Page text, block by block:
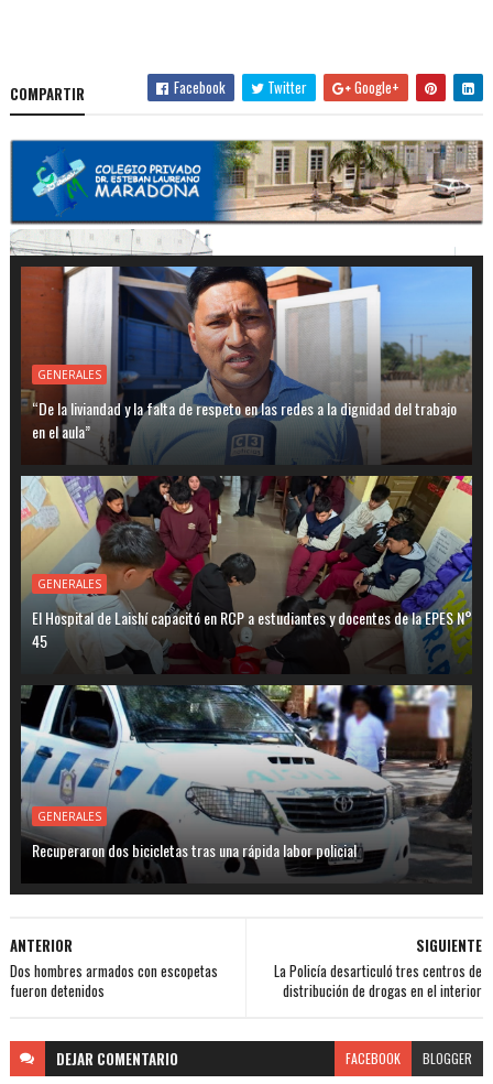
COMPARTIR Facebook Twitter Google+
GENERALES
“De la liviandad y la falta de respeto en las redes a la dignidad del trabajo
en el aula”
GENERALES
El Hospital de Laishí capacitó en RCP a estudiantes y docentes de la EPES N°
45
GENERALES
Recuperaron dos bicicletas tras una rápida labor policial
SIGUIENTE
La Policía desarticuló tres centros de
distribución de drogas en el interior
ANTERIOR
Dos hombres armados con escopetas
fueron detenidos
DEJAR COMENTARIO FACEBOOK BLOGGER